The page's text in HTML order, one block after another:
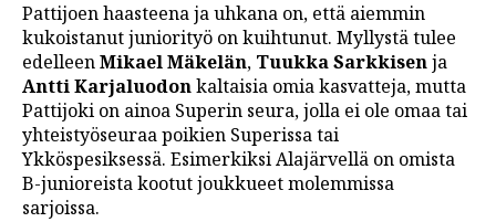
Pattijoen haasteena ja uhkana on, että aiemmin
kukoistanut juniorityö on kuihtunut. Myllystä tulee
edelleenMikael Mäkelän, Tuukka Sarkkisenja
Antti Karjaluodonkaltaisia omia kasvatteja, mutta
Pattijoki on ainoa Superin seura, jolla ei ole omaa tai
yhteistyöseuraa poikien Superissa tai
Ykköspesiksessä. Esimerkiksi Alajärvellä on omista
B-junioreista kootut joukkueet molemmissa
sarjoissa.